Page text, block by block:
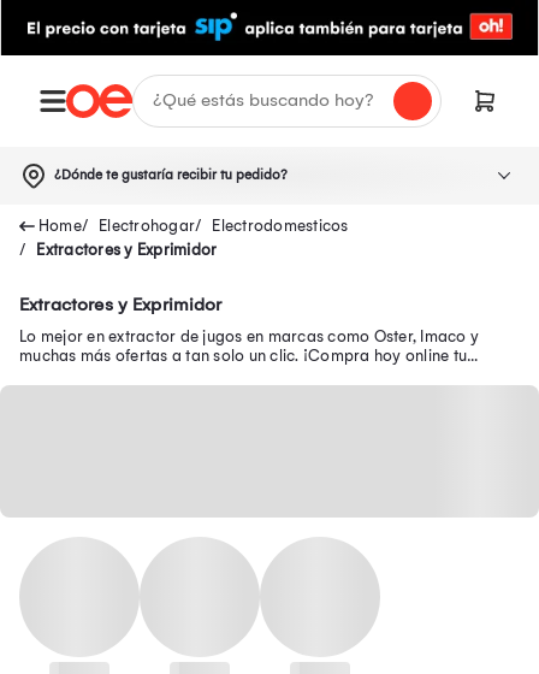
¿Dónde te gustaría recibir tu pedido?
Electrohogar
Electrodomesticos
Extractores y Exprimidor
Extractores y Exprimidor
Lo mejor en extractor de jugos en marcas como Oster, Imaco y
muchas más ofertas a tan solo un clic. ¡Compra hoy online tu